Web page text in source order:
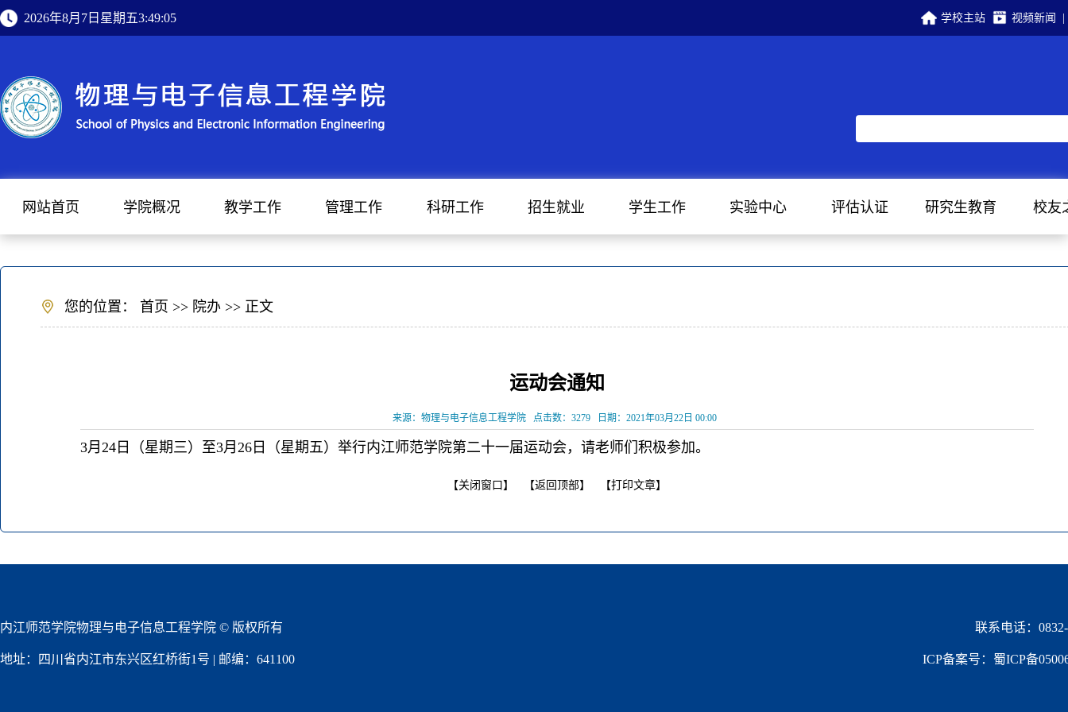
2026年8月7日星期五3:49:05 学校主站 视频新闻
网站首页 学院概况 教学工作 管理工作 科研工作 招生就业 学生工作 实验中心 评估认证 研究生教育 校友
您的位置： 首页 >> 院办 >> 正文
运动会通知
来源：物理与电子信息工程学院 点击数： 3279 日期：2021年03月22日 00:00
3月 24 日（星期三）至3月 26 日（星期五）举行内江师范学院第二十一届运动会，请老师们积极参加。
【关闭窗口】 【返回顶部】 【打印文章】
内江师范学院物理与电子信息工程学院 © 版权所有
地址：四川省内江市东兴区红桥街1号 | 邮编：641100
联系电话：
ICP备案号：蜀ICP备